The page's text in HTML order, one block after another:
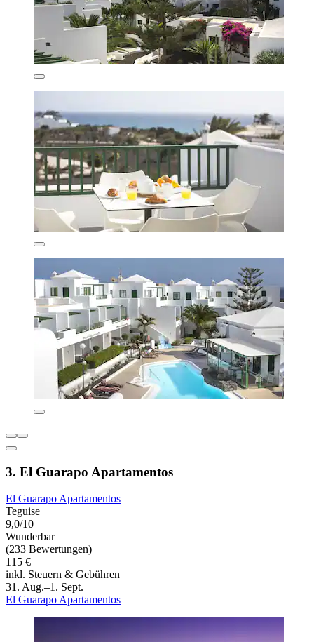
3. El Guarapo Apartamentos
El Guarapo Apartamentos
Teguise
9,0/10
Wunderbar
(233 Bewertungen)
115 €
inkl. Steuern & Gebühren
31. Aug.–1. Sept.
El Guarapo Apartamentos